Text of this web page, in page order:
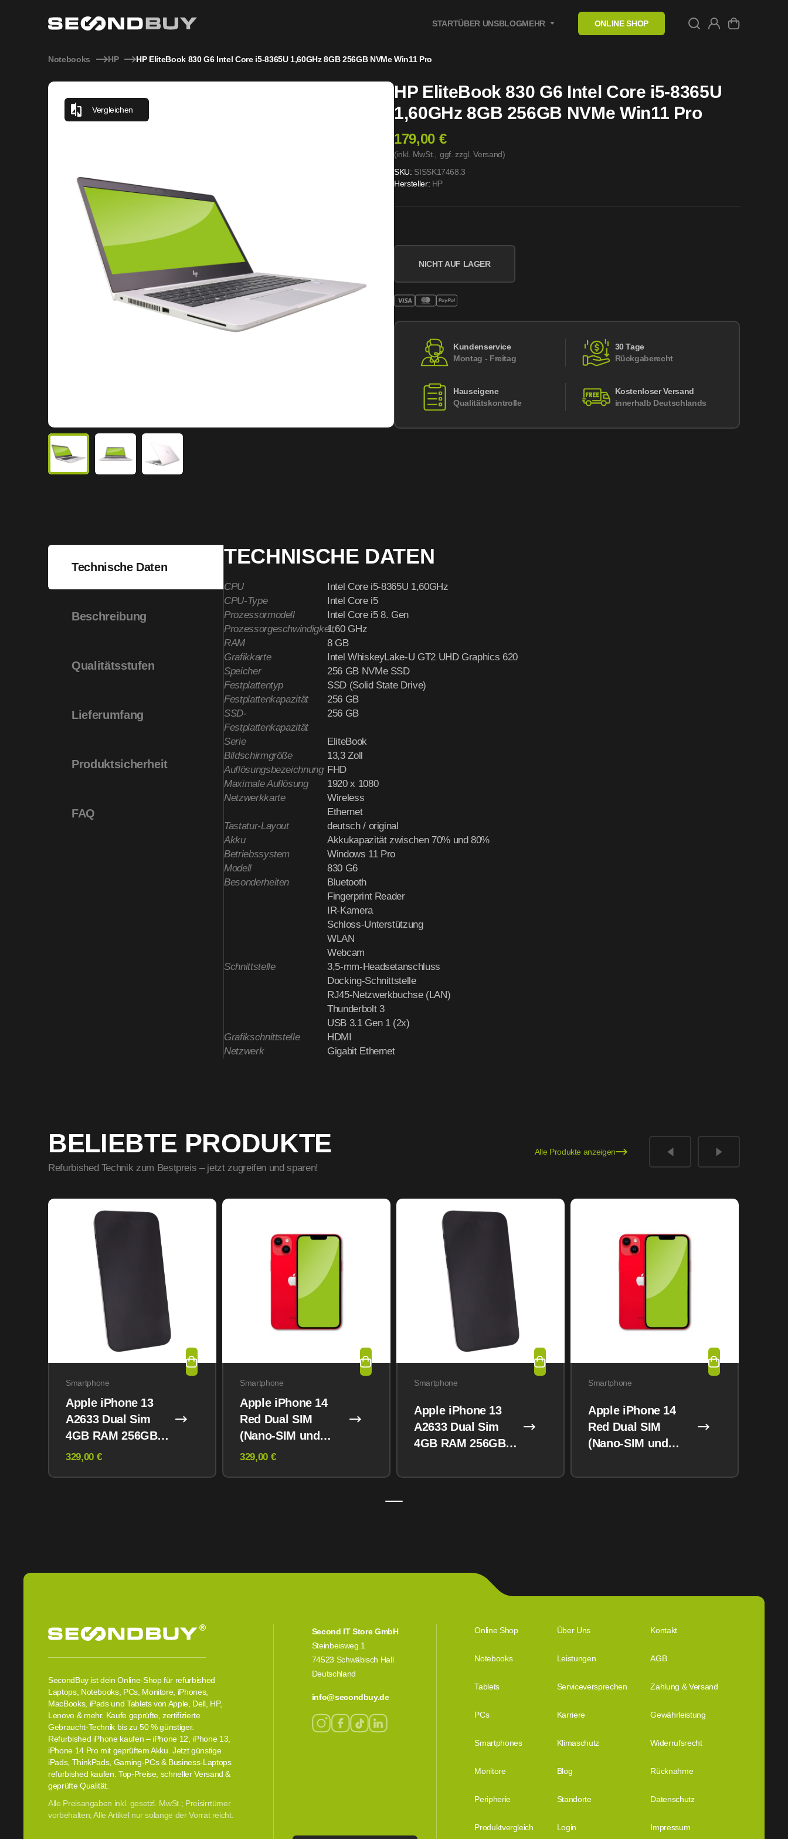
STARTÜBER UNSBLOGMEHR ONLINE SHOP
Notebooks HP HP EliteBook 830 G6 Intel Core i5-8365U 1,60GHz 8GB 256GB NVMe Win11 Pro
Vergleichen
HP EliteBook 830 G6 Intel Core i5-8365U
1,60GHz 8GB 256GB NVMe Win11 Pro
179,00 €
(inkl. MwSt., ggf. zzgl. Versand)
SKU: SISSK17468.3
Hersteller: HP
NICHT AUF LAGER
Kundenservice
Montag - Freitag
30 Tage
Rückgaberecht
Hauseigene
Qualitätskontrolle
Kostenloser Versand
innerhalb Deutschlands
Technische Daten
Beschreibung
Qualitätsstufen
Lieferumfang
Produktsicherheit
FAQ
TECHNISCHE DATEN
CPU
Intel Core i5-8365U 1,60GHz
CPU-Type
Intel Core i5
Prozessormodell
Intel Core i5 8. Gen
Prozessorgeschwindigkeit1,60 GHz
RAM
8 GB
Grafikkarte
Intel WhiskeyLake-U GT2 UHD Graphics 620
Speicher
256 GB NVMe SSD
Festplattentyp
SSD (Solid State Drive)
Festplattenkapazität
256 GB
SSD-
Festplattenkapazität
256 GB
Serie
EliteBook
Bildschirmgröße
13,3 Zoll
Auflösungsbezeichnung FHD
Maximale Auflösung
1920 x 1080
Netzwerkkarte
Wireless
Ethernet
Tastatur-Layout
deutsch / original
Akku
Akkukapazität zwischen 70% und 80%
Betriebssystem
Windows 11 Pro
Modell
830 G6
Besonderheiten
Bluetooth
Fingerprint Reader
IR-Kamera
Schloss-Unterstützung
WLAN
Webcam
Schnittstelle
3,5-mm-Headsetanschluss
Docking-Schnittstelle
RJ45-Netzwerkbuchse (LAN)
Thunderbolt 3
USB 3.1 Gen 1 (2x)
Grafikschnittstelle
HDMI
Netzwerk
Gigabit Ethernet
BELIEBTE PRODUKTE
Refurbished Technik zum Bestpreis – jetzt zugreifen und sparen!
Alle Produkte anzeigen
Smartphone
Apple iPhone 13
A2633 Dual Sim
4GB RAM 256GB
Midnight
329,00 €
Smartphone
Apple iPhone 14
Red Dual SIM
(Nano-SIM und
eSIM) 128GB
329,00 €
Smartphone
Apple iPhone 13
A2633 Dual Sim
4GB RAM 256GB
Smartphone
Apple iPhone 14
Red Dual SIM
(Nano-SIM und
SecondBuy ist dein Online-Shop für refurbished
Laptops, Notebooks, PCs, Monitore, iPhones,
MacBooks, iPads und Tablets von Apple, Dell, HP,
Lenovo & mehr. Kaufe geprüfte, zertifizierte
Gebraucht-Technik bis zu 50 % günstiger.
Refurbished iPhone kaufen – iPhone 12, iPhone 13,
iPhone 14 Pro mit geprüftem Akku. Jetzt günstige
iPads, ThinkPads, Gaming-PCs & Business-Laptops
refurbished kaufen. Top-Preise, schneller Versand &
geprüfte Qualität.
Alle Preisangaben inkl. gesetzl. MwSt.; Preisirrtümer
vorbehalten; Alle Artikel nur solange der Vorrat reicht.
Second IT Store GmbH
Steinbeisweg 1
74523 Schwäbisch Hall
Deutschland
info@secondbuy.de
Online Shop Über Uns Kontakt
Notebooks Leistungen AGB
Tablets Serviceversprechen Zahlung & Versand
PCs Karriere Gewährleistung
Smartphones Klimaschutz Widerrufsrecht
Monitore Blog Rücknahme
Peripherie Standorte Datenschutz
Produktvergleich Login Impressum